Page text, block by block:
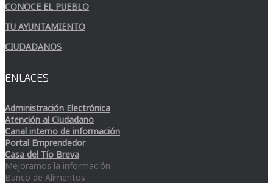
CONOCE EL PUEBLO
TU AYUNTAMIENTO
CIUDADANOS
ENLACES
Administración Electrónica
Atención al Ciudadano
Canal interno de información
Portal Emprendedor
Casa del Tío Breva
Mejoramos la información
Banco de Alimentos